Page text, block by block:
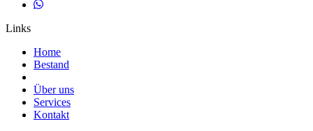
Links
Home
Bestand
Über uns
Services
Kontakt